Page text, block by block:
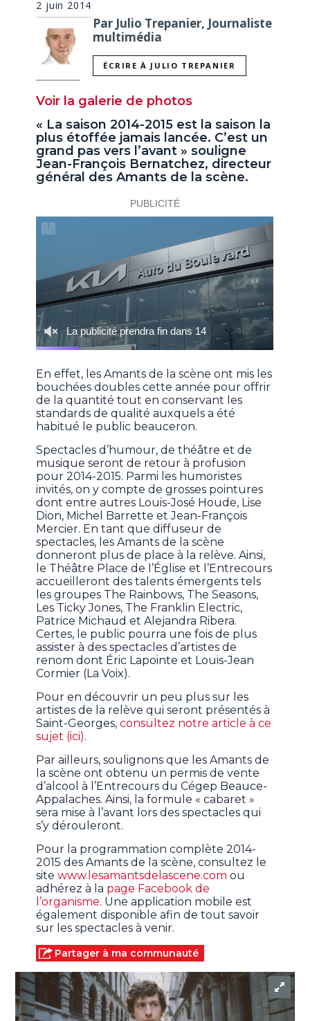
2 juin 2014
Par Julio Trepanier, Journaliste
multimédia
ÉCRIRE À JULIO TREPANIER
Voir la galerie de photos
« La saison 2014-2015 est la saison la
plus étoffée jamais lancée. C’est un
grand pas vers l’avant » souligne
Jean-François Bernatchez, directeur
général des Amants de la scène.
En effet, les Amants de la scène ont mis les
bouchées doubles cette année pour offrir
de la quantité tout en conservant les
standards de qualité auxquels a été
habitué le public beauceron.
Spectacles d’humour, de théâtre et de
musique seront de retour à profusion
pour 2014-2015. Parmi les humoristes
invités, on y compte de grosses pointures
dont entre autres Louis-José Houde, Lise
Dion, Michel Barrette et Jean-François
Mercier. En tant que diffuseur de
spectacles, les Amants de la scène
donneront plus de place à la relève. Ainsi,
le Théâtre Place de l’Église et l’Entrecours
accueilleront des talents émergents tels
les groupes The Rainbows, The Seasons,
Les Ticky Jones, The Franklin Electric,
Patrice Michaud et Alejandra Ribera.
Certes, le public pourra une fois de plus
assister à des spectacles d’artistes de
renom dont Éric Lapointe et Louis-Jean
Cormier (La Voix).
Pour en découvrir un peu plus sur les
artistes de la relève qui seront présentés à
Saint-Georges,consultez notre article à ce
sujet (ici).
Par ailleurs, soulignons que les Amants de
la scène ont obtenu un permis de vente
d’alcool à l’Entrecours du Cégep Beauce-
Appalaches. Ainsi, la formule « cabaret »
sera mise à l’avant lors des spectacles qui
s’y dérouleront.
Pour la programmation complète 2014-
2015 des Amants de la scène, consultez le
sitewww.lesamantsdelascene.com ou
adhérez à la page Facebook de
l’organisme. Une application mobile est
également disponible afin de tout savoir
sur les spectacles à venir.
Partager à ma communauté